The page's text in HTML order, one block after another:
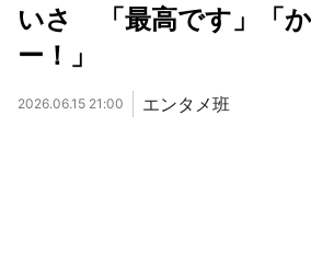
いさ 「最高です」「
ー！」
2026.06.15 21:00 エンタメ班